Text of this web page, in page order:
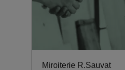
Miroiterie R.Sauvat